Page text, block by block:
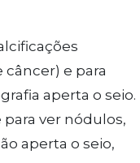
e para
aperta o seio.
para ver nódulos,
aperta o seio,